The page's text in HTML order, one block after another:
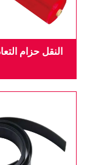
النقل حزام